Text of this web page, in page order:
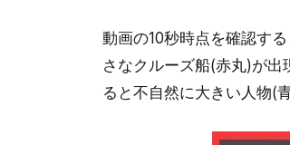
動画の10秒時点を確認す
さなクルーズ船(赤丸)が
ると不自然に大きい人物(